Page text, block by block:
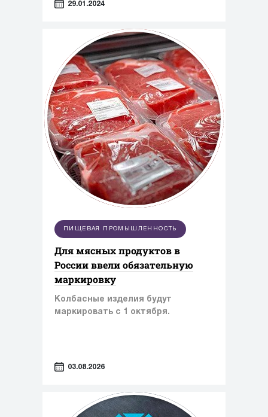
29.01.2024
ПИЩЕВАЯ ПРОМЫШЛЕННОСТЬ
Для мясных продуктов в
России ввели обязательную
маркировку
Колбасные изделия будут
маркировать с 1 октября.
03.08.2026